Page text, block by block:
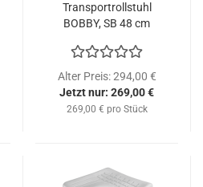
Transportrollstuhl
BOBBY, SB 48 cm
Alter Preis: 294,00 €
Jetzt nur: 269,00 €
269,00 € pro Stück